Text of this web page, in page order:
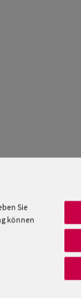
Sie
können